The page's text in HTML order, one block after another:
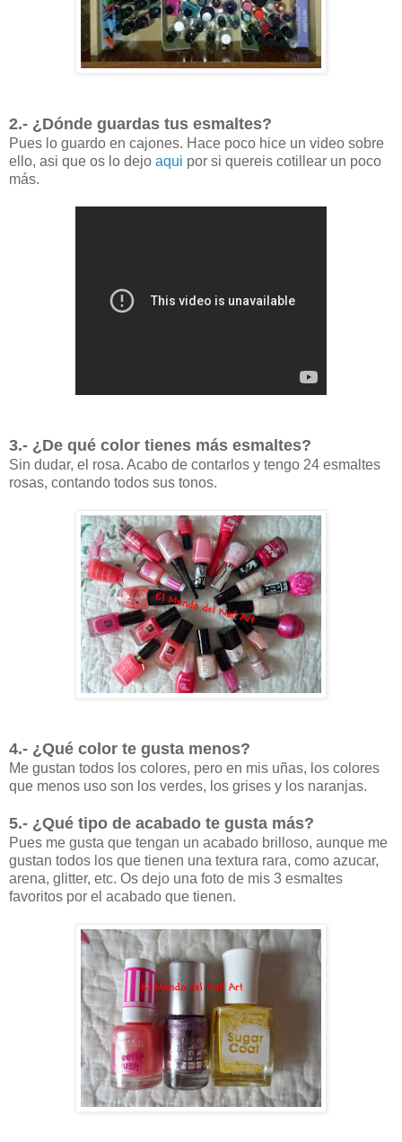
2.- ¿Dónde guardas tus esmaltes?
Pues lo guardo en cajones. Hace poco hice un video sobre
ello, asi que os lo dejo aqui por si quereis cotillear un poco
más.
3.- ¿De qué color tienes más esmaltes?
Sin dudar, el rosa. Acabo de contarlos y tengo 24 esmaltes
rosas, contando todos sus tonos.
4.- ¿Qué color te gusta menos?
Me gustan todos los colores, pero en mis uñas, los colores
que menos uso son los verdes, los grises y los naranjas.
5.- ¿Qué tipo de acabado te gusta más?
Pues me gusta que tengan un acabado brilloso, aunque me
gustan todos los que tienen una textura rara, como azucar,
arena, glitter, etc. Os dejo una foto de mis 3 esmaltes
favoritos por el acabado que tienen.